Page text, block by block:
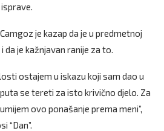
je kazap da je u predmetnoj
je kažnjavan ranije za to.
ostajem u iskazu koji sam dao u
se tereti za isto krivično djelo. Za
ovo ponašanje prema meni”,
“Dan”.